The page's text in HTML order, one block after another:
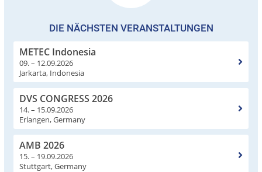
DIE NÄCHSTEN VERANSTALTUNGEN
METEC Indonesia
09. – 12.09.2026
Jarkarta, Indonesia
DVS CONGRESS 2026
14. – 15.09.2026
Erlangen, Germany
AMB 2026
15. – 19.09.2026
Stuttgart, Germany